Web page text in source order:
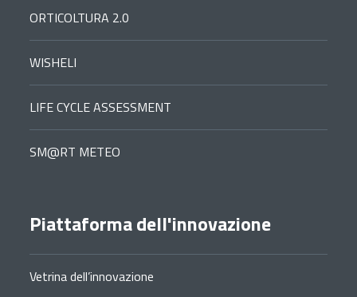
ORTICOLTURA 2.0
WISHELI
LIFE CYCLE ASSESSMENT
SM@RT METEO
Piattaforma dell'innovazione
Vetrina dell’innovazione